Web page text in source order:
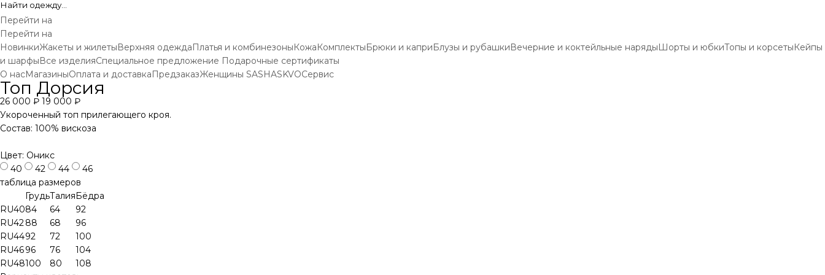
Перейти на
Перейти на
НовинкиЖакеты и жилетыВерхняя одеждаПлатья и комбинезоныКожаКомплектыБрюки и каприБлузы и рубашкиВечерние и коктейльные нарядыШорты и юбкиТопы и корсетыКейпы
и шарфыВсе изделияСпециальное предложение Подарочные сертификаты
О насМагазиныОплата и доставкаПредзаказЖенщины SASHASKVOСервис
Топ Дорсия
26 000 ₽ 19 000 ₽
Укороченный топ прилегающего кроя.
Состав: 100% вискоза
Цвет: Оникс
40
42 44
46
таблица размеров
ГрудьТалияБёдра
RU4084 64
92
RU4288 68
96
RU4492 72
100
RU4696 76
104
RU48100 80
108